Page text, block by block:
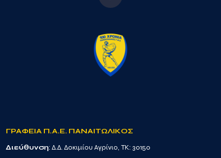
ΓΡΑΦΕΙΑ Π.Α.Ε. ΠΑΝΑΙΤΩΛΙΚΟΣ
Διεύθυνση: Δ.Δ. Δοκιμίου Αγρίνιο, TK: 30150